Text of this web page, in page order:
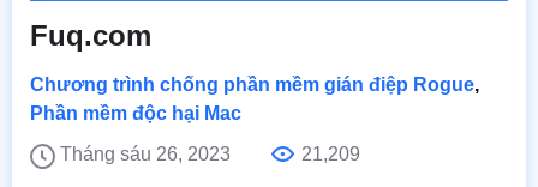
Fuq.com
Chương trình chống phần mềm gián điệp Rogue,
Phần mềm độc hại Mac
Tháng sáu 26, 2023
21,209